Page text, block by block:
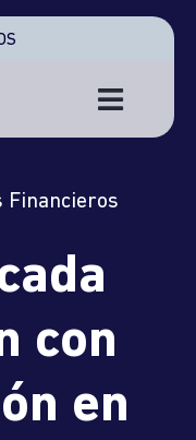
Toggle
Financieros
con
en